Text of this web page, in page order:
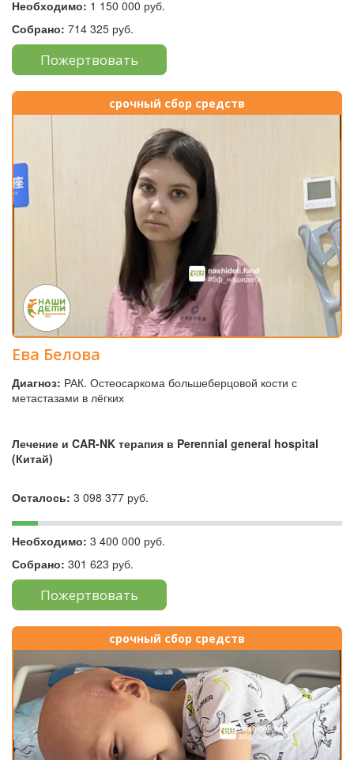
Необходимо: 1 150 000 руб.
Собрано: 714 325 руб.
Пожертвовать
срочный сбор средств
Ева Белова
Диагноз: РАК. Остеосаркома большеберцовой кости с
метастазами в лёгких
Лечение и CAR-NK терапия в Perennial general hospital
(Китай)
Осталось: 3 098 377 руб.
Необходимо: 3 400 000 руб.
Собрано: 301 623 руб.
Пожертвовать
срочный сбор средств